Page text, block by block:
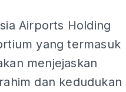
Airports Holding
yang termasuk
menjejaskan
dan kedudukan